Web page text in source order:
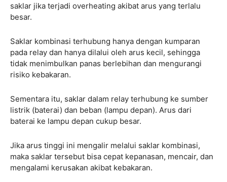
saklar jika terjadi overheating akibat arus yang terlalu
besar.
Saklar kombinasi terhubung hanya dengan kumparan
pada relay dan hanya dilalui oleh arus kecil, sehingga
tidak menimbulkan panas berlebihan dan mengurangi
risiko kebakaran.
Sementara itu, saklar dalam relay terhubung ke sumber
listrik (baterai) dan beban (lampu depan). Arus dari
baterai ke lampu depan cukup besar.
Jika arus tinggi ini mengalir melalui saklar kombinasi,
maka saklar tersebut bisa cepat kepanasan, mencair, dan
mengalami kerusakan akibat kebakaran.